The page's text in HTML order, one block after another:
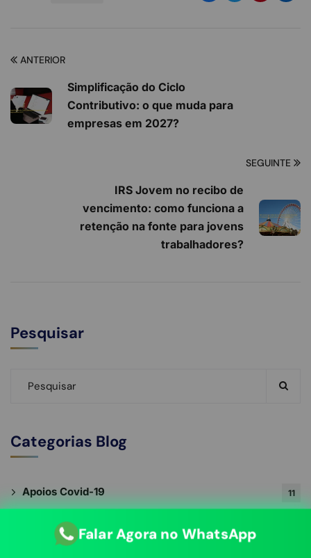
ANTERIOR
Simplificação do Ciclo
Contributivo: o que muda para
empresas em 2027?
SEGUINTE
IRS Jovem no recibo de
vencimento: como funciona a
retenção na fonte para jovens
trabalhadores?
Pesquisar
Categorias Blog
Apoios Covid-19 11
Apoios PRRFalar Agora no WhatsApp